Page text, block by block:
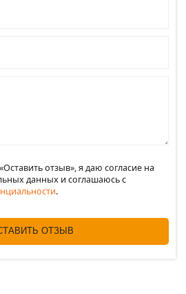
отзыв», я даю согласие на
данных и соглашаюсь c
.
ОТЗЫВ